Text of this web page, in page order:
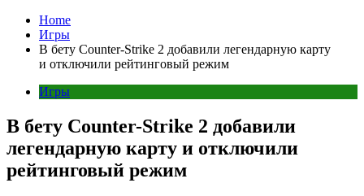
Home
Игры
В бету Counter-Strike 2 добавили легендарную карту
и отключили рейтинговый режим
Игры
В бету Counter-Strike 2 добавили
легендарную карту и отключили
рейтинговый режим